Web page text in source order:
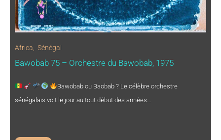
Africa Sénégal
Bawobab 75 – Orchestre du Bawobab, 1975
Bawobab ou Baobab ? Le célèbre orchestre
sénégalais voit le jour au tout début des années…